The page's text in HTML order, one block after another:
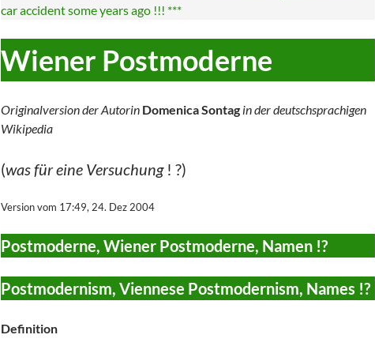
car accident some years ago !!! ***
Wiener Postmoderne
Originalversion der Autorin Domenica Sontag in der deutschsprachigen
Wikipedia
(was für eine Versuchung! ?)
Version vom 17:49, 24. Dez 2004
Postmoderne, Wiener Postmoderne, Namen !?
Postmodernism, Viennese Postmodernism, Names !?
Definition